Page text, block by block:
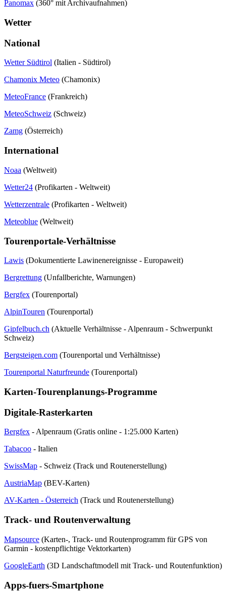
Panomax (360° mit Archivaufnahmen)
Wetter
National
Wetter Südtirol (Italien - Südtirol)
Chamonix Meteo (Chamonix)
MeteoFrance (Frankreich)
MeteoSchweiz (Schweiz)
Zamg (Österreich)
International
Noaa (Weltweit)
Wetter24 (Profikarten - Weltweit)
Wetterzentrale (Profikarten - Weltweit)
Meteoblue (Weltweit)
Tourenportale-Verhältnisse
Lawis (Dokumentierte Lawinenereignisse - Europaweit)
Bergrettung (Unfallberichte, Warnungen)
Bergfex (Tourenportal)
AlpinTouren (Tourenportal)
Gipfelbuch.ch (Aktuelle Verhältnisse - Alpenraum - Schwerpunkt
Schweiz)
Bergsteigen.com (Tourenportal und Verhältnisse)
Tourenportal Naturfreunde (Tourenportal)
Karten-Tourenplanungs-Programme
Digitale-Rasterkarten
Bergfex - Alpenraum (Gratis online - 1:25.000 Karten)
Tabacoo - Italien
SwissMap - Schweiz (Track und Routenerstellung)
AustriaMap (BEV-Karten)
AV-Karten - Österreich (Track und Routenerstellung)
Track- und Routenverwaltung
Mapsource (Karten-, Track- und Routenprogramm für GPS von
Garmin - kostenpflichtige Vektorkarten)
GoogleEarth (3D Landschaftmodell mit Track- und Routenfunktion)
Apps-fuers-Smartphone